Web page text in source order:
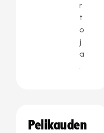
r
t
o
j
a
:
Pelikauden